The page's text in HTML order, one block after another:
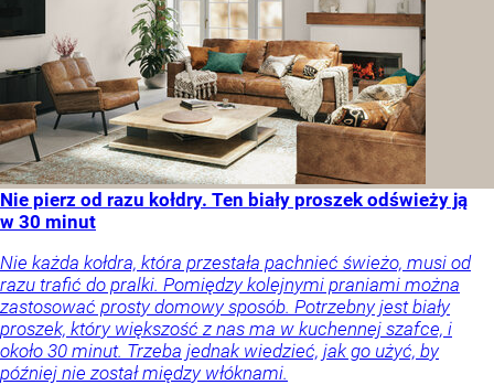
Nie pierz od razu kołdry. Ten biały proszek odświeży ją
w 30 minut
Nie każda kołdra, która przestała pachnieć świeżo, musi od
razu trafić do pralki. Pomiędzy kolejnymi praniami można
zastosować prosty domowy sposób. Potrzebny jest biały
proszek, który większość z nas ma w kuchennej szafce, i
około 30 minut. Trzeba jednak wiedzieć, jak go użyć, by
później nie został między włóknami.